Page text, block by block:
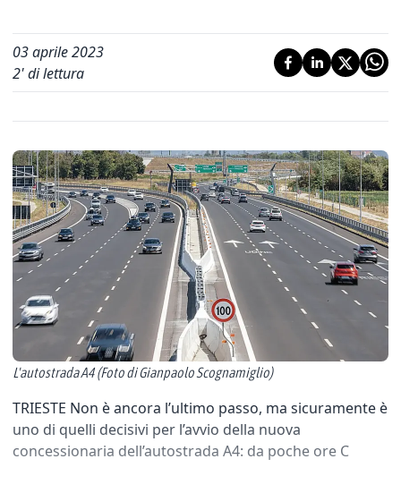
03 aprile 2023
2' di lettura
L'autostrada A4 (Foto di Gianpaolo Scognamiglio)
TRIESTE Non è ancora l’ultimo passo, ma sicuramente è
uno di quelli decisivi per l’avvio della nuova
concessionaria dell’autostrada A4: da poche ore C